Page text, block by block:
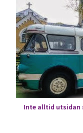
Inte alltid utsidan